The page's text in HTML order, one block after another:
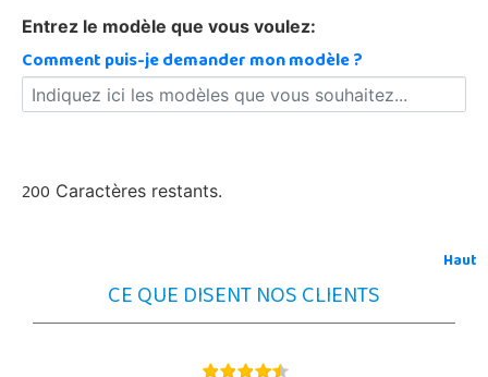
Entrez le modèle que vous voulez:
Comment puis-je demander mon modèle ?
200 Caractères restants.
Haut
CE QUE DISENT NOS CLIENTS